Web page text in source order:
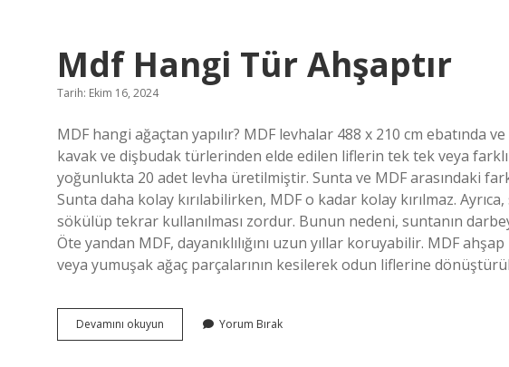
Mdf Hangi Tür Ahşaptır
Tarih: Ekim 16, 2024
MDF hangi ağaçtan yapılır? MDF levhalar 488 x 210 cm ebatında ve
kavak ve dişbudak türlerinden elde edilen liflerin tek tek veya farklı
yoğunlukta 20 adet levha üretilmiştir. Sunta ve MDF arasındaki
Sunta daha kolay kırılabilirken, MDF o kadar kolay kırılmaz.
sökülüp tekrar kullanılması zordur. Bunun nedeni, suntanın
Öte yandan MDF, dayanıklılığını uzun yıllar koruyabilir. MDF
veya yumuşak ağaç parçalarının kesilerek odun liflerine
Devamını okuyun
Hangi
Yorum Bırak